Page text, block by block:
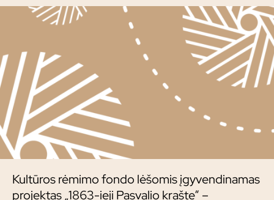
Kultūros rėmimo fondo lėšomis įgyvendinamas
projektas „1863-ieji Pasvalio krašte“ –